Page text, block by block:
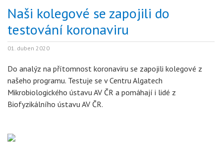
Naši kolegové se zapojili do
testování koronaviru
01. duben 2020
Do analýz na přítomnost koronaviru se zapojili kolegové z
našeho programu. Testuje se v Centru Algatech
Mikrobiologického ústavu AV ČR a pomáhají i lidé z
Biofyzikálního ústavu AV ČR.